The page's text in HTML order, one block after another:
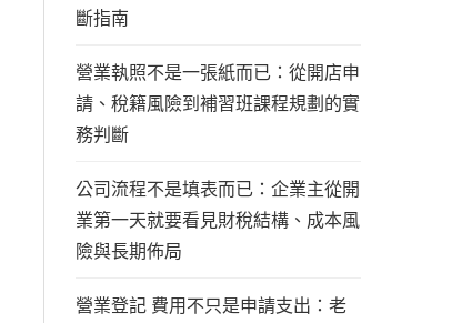
斷指南
營業執照不是一張紙而已：從開店申
請、稅籍風險到補習班課程規劃的實
務判斷
公司流程不是填表而已：企業主從開
業第一天就要看見財稅結構、成本風
險與長期佈局
營業登記 費用不只是申請支出：老